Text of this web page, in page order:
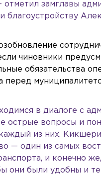
отметил замглавы
благоустройству
чиновники
обязательства
перед
в диалоге с
острые вопросы и
из них.
— один из самых
и конечно
они были удобны и